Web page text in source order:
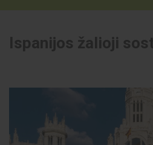
Ispanijos žalioji